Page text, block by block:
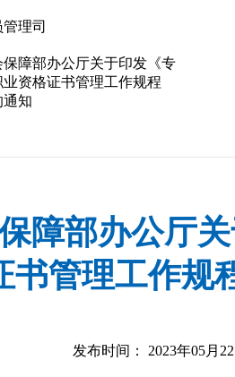
理司
保障部办公厅关于印发《专
资格证书管理工作规程
通知
障部办公厅
书管理工作规
发布时间： 2023年05月22